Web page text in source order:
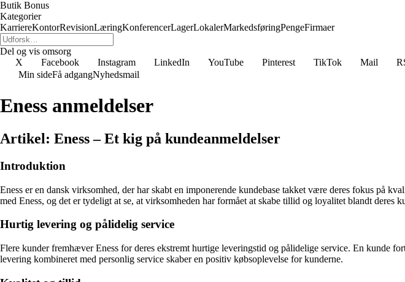
Butik Bonus
Kategorier
KarriereKontorRevisionLæringKonferencerLagerLokalerMarkedsføringPengeFirmaer
Del og vis omsorg
X
Facebook Instagram LinkedIn YouTube Pinterest TikTok Mail
Min sideFå adgangNyhedsmail
Eness anmeldelser
Artikel: Eness – Et kig på kundeanmeldelser
Introduktion
Eness er en dansk virksomhed, der har skabt en imponerende kundebase takket være deres fokus på
med Eness, og det er tydeligt at se, at virksomheden har formået at skabe tillid og loyalitet blandt deres
Hurtig levering og pålidelig service
Flere kunder fremhæver Eness for deres ekstremt hurtige leveringstid og pålidelige service. En kunde
levering kombineret med personlig service skaber en positiv købsoplevelse for kunderne.